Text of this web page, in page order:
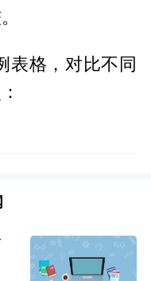
表格，对比不同